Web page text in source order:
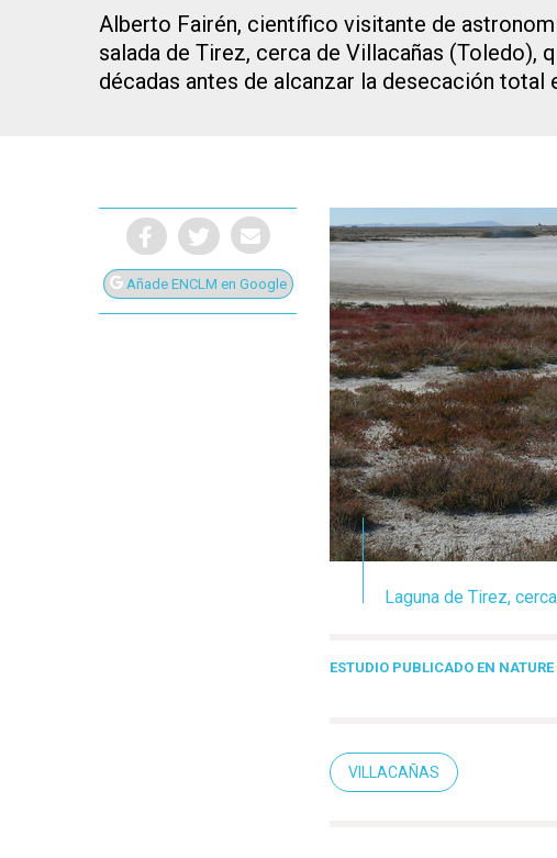
Presiona Intro para buscar o ESC para cerrar
Alberto Fairén, científico visitante de
salada de Tirez, cerca de Villacañas (Toledo),
décadas antes de alcanzar la desecación total
Añade ENCLM en Google
Laguna de Tirez,
ESTUDIO PUBLICADO EN
VILLACAÑAS